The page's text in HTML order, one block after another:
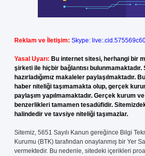
Reklam ve İletişim: Skype:
Yasal Uyarı: Bu internet sitesi, herhangi bir
şirketi ile hiçbir bağlantısı bulunmamaktadır.
hazırladığımız makaleler paylaşılmaktadır.
haber niteliği taşımamakta olup, gerçek
paylaşım yapılmamaktadır. Gerçek kurum
benzerlikleri tamamen tesadüfidir.
halindedir ve tavsiye niteliği taşımazlar.
Sitemiz, 5651 Sayılı Kanun gereğince Bilgi
Kurumu (BTK) tarafından onaylanmış bir Yer
vermektedir. Bu nedenle, sitedeki içerikleri